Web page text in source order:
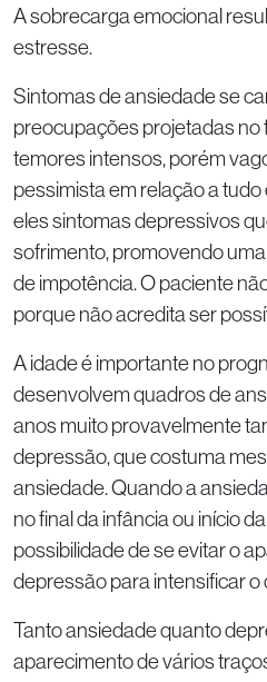
A sobrecarga emocional
estresse.
Sintomas de ansiedade se
preocupações projetadas no
temores intensos, porém
pessimista em relação a
eles sintomas depressivos
sofrimento, promovendo
de impotência. O paciente
porque não acredita ser
A idade é importante no
desenvolvem quadros de
anos muito provavelmente
depressão, que costuma
ansiedade. Quando a
no final da infância ou início
possibilidade de se evitar o
depressão para intensificar o
Tanto ansiedade quanto
aparecimento de vários